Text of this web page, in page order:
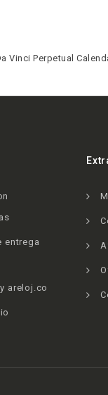
Vinci Perpetual
entrega
areloj.co